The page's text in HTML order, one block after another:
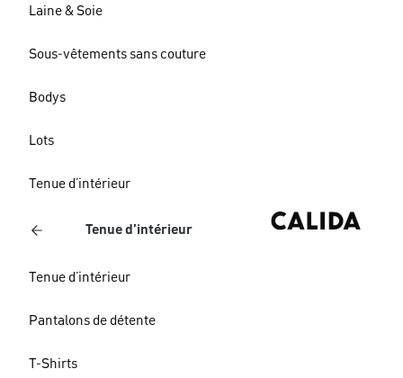
Laine & Soie
Sous-vêtements sans couture
Bodys
Lots
Tenue d’intérieur
Tenue d’intérieur
Tenue d’intérieur
Pantalons de détente
T-Shirts